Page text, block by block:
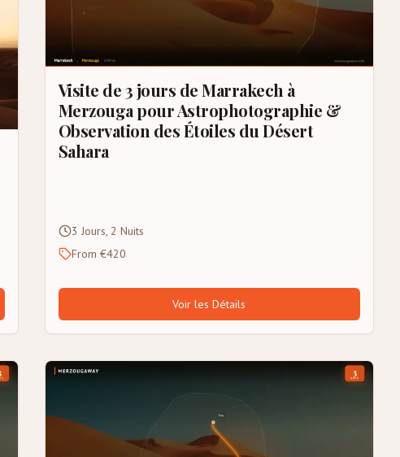
Visite de 3 jours de Marrakech à
Merzouga pour Astrophotographie &
Observation des Étoiles du Désert
Sahara
3 Jours, 2 Nuits
From €420
Voir les Détails